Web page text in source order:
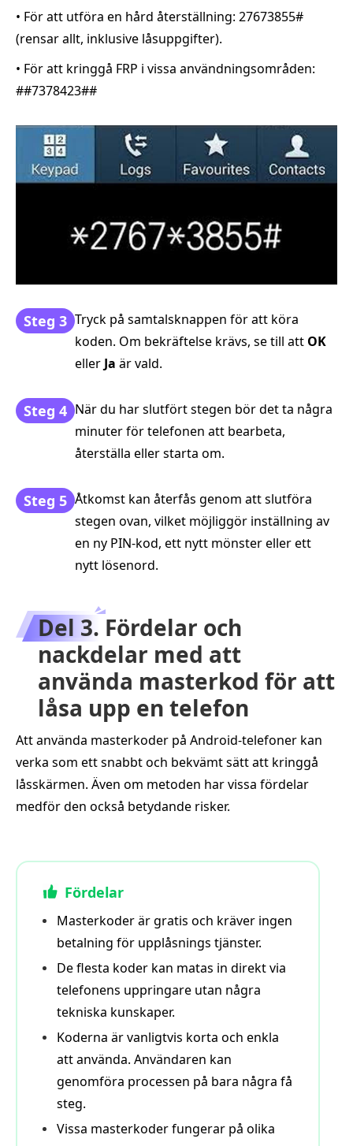
• För att utföra en hård återställning: 27673855#
(rensar allt, inklusive låsuppgifter).
• För att kringgå FRP i vissa användningsområden:
##7378423##
Steg 3 Tryck på samtalsknappen för att köra
koden. Om bekräftelse krävs, se till att OK
eller Ja är vald.
Steg 4 När du har slutfört stegen bör det ta några
minuter för telefonen att bearbeta,
återställa eller starta om.
Steg 5 Åtkomst kan återfås genom att slutföra
stegen ovan, vilket möjliggör inställning av
en ny PIN-kod, ett nytt mönster eller ett
nytt lösenord.
Del 3. Fördelar och
nackdelar med att
använda masterkod för att
låsa upp en telefon
Att använda masterkoder på Android‑telefoner kan
verka som ett snabbt och bekvämt sätt att kringgå
låsskärmen. Även om metoden har vissa fördelar
medför den också betydande risker.
Fördelar
Masterkoder är gratis och kräver ingen
betalning för upplåsnings­ tjänster.
De flesta koder kan matas in direkt via
telefonens uppringare utan några
tekniska kunskaper.
Koderna är vanligtvis korta och enkla
att använda. Användaren kan
genomföra processen på bara några få
steg.
Vissa masterkoder fungerar på olika